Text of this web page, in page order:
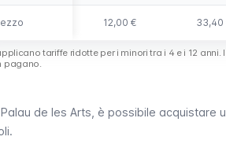
12,00 € 33,40
tariffe ridotte per i minori tra i 4 e i 12 anni.
pagano.
Palau de les Arts , è possibile acquistare